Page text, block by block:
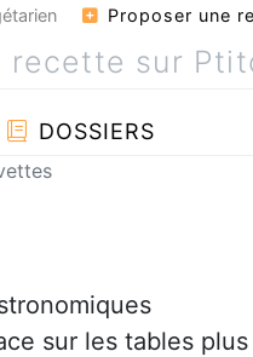
Proposer une
DOSSIERS
sur les tables plus